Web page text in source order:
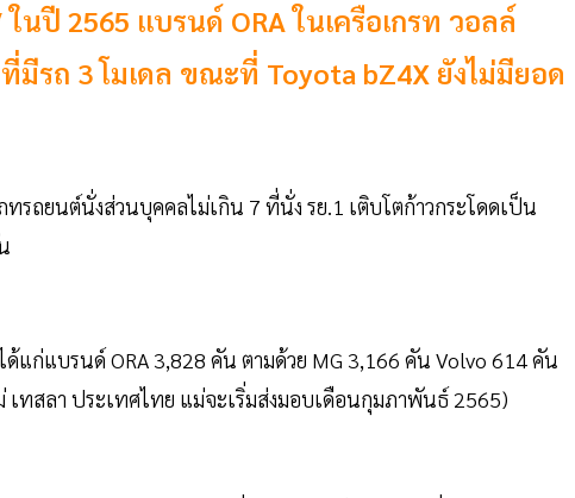
ปี 2565 แบรนด์ ORA ในเครือเกรท วอลล์
มีรถ 3 โมเดล ขณะที่ Toyota bZ4X ยังไม่มียอด
ทรถยนต์นั่งส่วนบุคคลไม่เกิน 7 ที่นั่ง รย.1 เติบโตก้าวกระโดดเป็น
แก่แบรนด์ ORA 3,828 คัน ตามด้วย MG 3,166 คัน Volvo 614 คัน
เทสลา ประเทศไทย แม่จะเริ่มส่งมอบเดือนกุมภาพันธ์ 2565)